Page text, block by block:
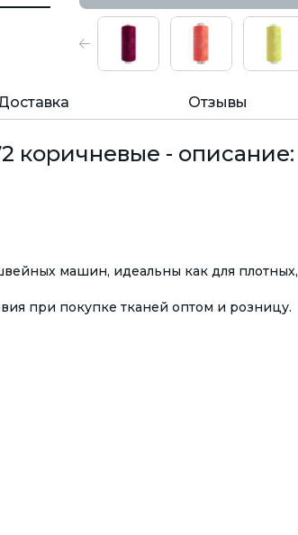
Отзывы
коричневые - описание:
машин, идеальны как для плотных,
при покупке тканей оптом и розницу.